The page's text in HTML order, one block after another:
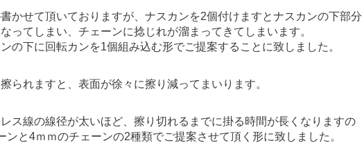
かせて頂いておりますが、ナスカンを2個付けますとナスカンの下部分
ってしまい、チェーンに捻じれが溜まってきてしまいます。
の下に回転カンを1個組み込む形でご提案することに致しました。
られますと、表面が徐々に擦り減ってまいります。
ス線の線径が太いほど、擦り切れるまでに掛る時間が長くなりますの
ンと4ｍｍのチェーンの2種類でご提案させて頂く形に致しました。